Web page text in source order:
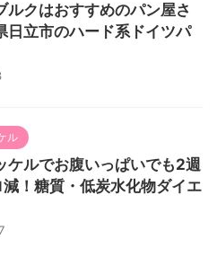
ルクはおすすめのパン屋さ
立市のハード系ドイツパ
ル
ケルでお腹いっぱいでも2週
！糖質・低炭水化物ダイエ